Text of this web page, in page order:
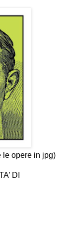
le opere in jpg)
DI